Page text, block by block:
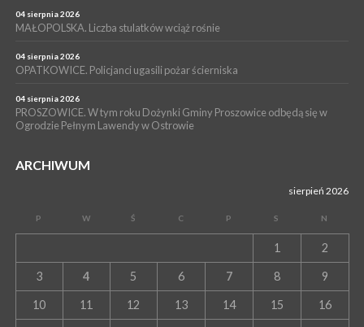
15 lipca 2026
PROSZOWICE. Już za tydzień kolejne zajęcia z cyklu „Wakacyjne
04 sierpnia 2026
MAŁOPOLSKA. Liczba stulatków wciąż rośnie
04 sierpnia 2026
OPATKOWICE. Policjanci ugasili pożar ścierniska
04 sierpnia 2026
PROSZOWICE. W tym roku Dożynki Gminy Proszowice odbędą się w
Ogrodzie Pełnym Lawendy w Ostrowie
ARCHIWUM
sierpień 2026
P W Ś C P S N
1 2
3 4 5 6 7 8 9
10 11 12 13 14 15 16